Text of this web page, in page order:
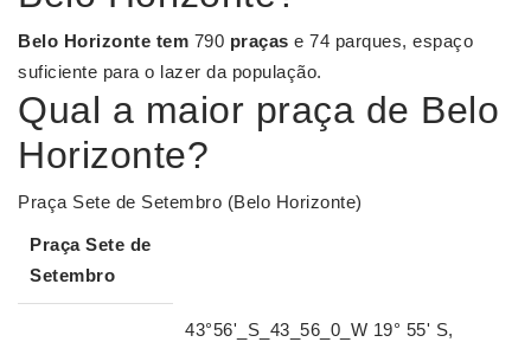
Belo Horizonte tem 790 praças e 74 parques, espaço
suficiente para o lazer da população.
Qual a maior praça de Belo
Horizonte?
Praça Sete de Setembro (Belo Horizonte)
PraçaSete de
Setembro
43°56'_S_43_56_0_W 19° 55' S,